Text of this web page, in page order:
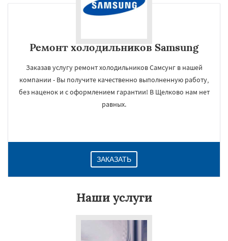
Ремонт холодильников Samsung
Заказав услугу ремонт холодильников Самсунг в нашей
компании - Вы получите качественно выполненную работу,
без наценок и с оформлением гарантии! В Щелково нам нет
равных.
ЗАКАЗАТЬ
Наши услуги